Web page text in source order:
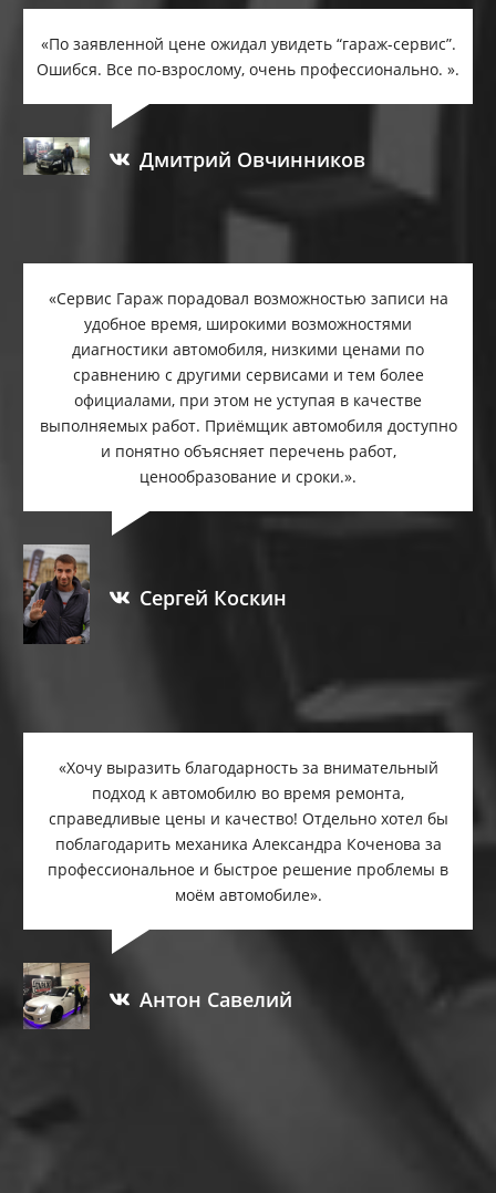
«По заявленной цене ожидал увидеть “гараж-сервис”.
Ошибся. Все по-взрослому, очень профессионально. ».
Дмитрий Овчинников
«Сервис Гараж порадовал возможностью записи на
удобное время, широкими возможностями
диагностики автомобиля, низкими ценами по
сравнению с другими сервисами и тем более
официалами, при этом не уступая в качестве
выполняемых работ. Приёмщик автомобиля доступно
и понятно объясняет перечень работ,
ценообразование и сроки.».
Сергей Коскин
«Хочу выразить благодарность за внимательный
подход к автомобилю во время ремонта,
справедливые цены и качество! Отдельно хотел бы
поблагодарить механика Александра Коченова за
профессиональное и быстрое решение проблемы в
моём автомобиле».
Антон Савелий